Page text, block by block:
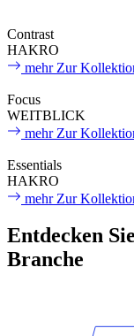
Contrast
HAKRO
mehr Zur
Focus
WEITBLICK
mehr Zur
Essentials
HAKRO
mehr Zur
Entdecken
Branche